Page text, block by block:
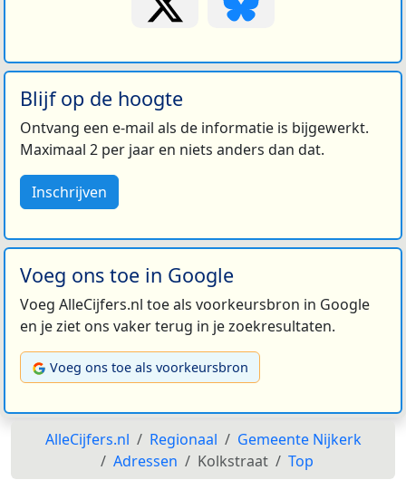
Blijf op de hoogte
Ontvang een e-mail als de informatie is bijgewerkt.
Maximaal 2 per jaar en niets anders dan dat.
Inschrijven
Voeg ons toe in Google
Voeg AlleCijfers.nl toe als voorkeursbron in Google
en je ziet ons vaker terug in je zoekresultaten.
Voeg ons toe als voorkeursbron
AlleCijfers.nl Regionaal
Gemeente Nijkerk
Adressen
Kolkstraat Top